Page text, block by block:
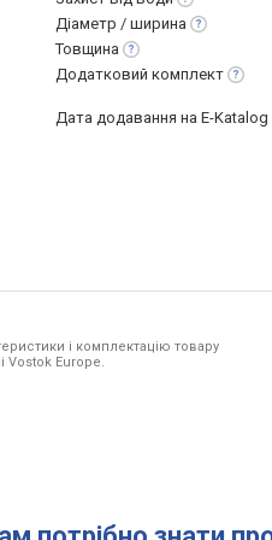
Діаметр / ширина
Товщина
Додатковий комплект
Дата додавання на E-Katalog
і комплектацію товару
Vostok Europe.